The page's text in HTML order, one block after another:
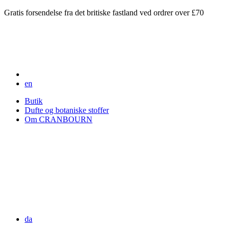
Gratis forsendelse fra det britiske fastland ved ordrer over £70
en
Butik
Dufte og botaniske stoffer
Om CRANBOURN
da